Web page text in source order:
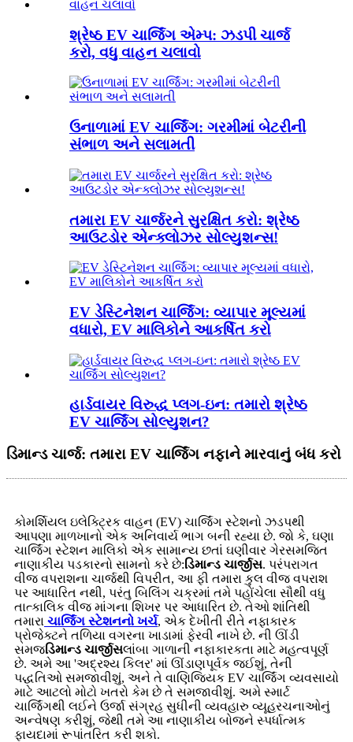
શ્રેષ્ઠ EV ચાર્જિંગ એમ્પ: ઝડપી ચાર્જ
કરો, વધુ વાહન ચલાવો
ઉનાળામાં EV ચાર્જિંગ: ગરમીમાં બેટરીની
સંભાળ અને સલામતી
તમારા EV ચાર્જરને સુરક્ષિત કરો: શ્રેષ્ઠ
આઉટડોર એન્ક્લોઝર સોલ્યુશન્સ!
EV ડેસ્ટિનેશન ચાર્જિંગ: વ્યાપાર મૂલ્યમાં
વધારો, EV માલિકોને આકર્ષિત કરો
હાર્ડવાયર વિરુદ્ધ પ્લગ-ઇન: તમારો શ્રેષ્ઠ
EV ચાર્જિંગ સોલ્યુશન?
ડિમાન્ડ ચાર્જ: તમારા EV ચાર્જિંગ નફાને મારવાનું બંધ કરો
કોમર્શિયલ ઇલેક્ટ્રિક વાહન (EV) ચાર્જિંગ સ્ટેશનો ઝડપથી
આપણા માળખાનો એક અનિવાર્ય ભાગ બની રહ્યા છે. જો કે, ઘણા
ચાર્જિંગ સ્ટેશન માલિકો એક સામાન્ય છતાં ઘણીવાર ગેરસમજિત
નાણાકીય પડકારનો સામનો કરે છે:ડિમાન્ડ ચાર્જીસ. પરંપરાગત
વીજ વપરાશના ચાર્જથી વિપરીત, આ ફી તમારા કુલ વીજ વપરાશ
પર આધારિત નથી, પરંતુ બિલિંગ ચક્રમાં તમે પહોંચેલા સૌથી વધુ
તાત્કાલિક વીજ માંગના શિખર પર આધારિત છે. તેઓ શાંતિથી
તમારા ચાર્જિંગ સ્ટેશનનો ખર્ચ, એક દેખીતી રીતે નફાકારક
પ્રોજેક્ટને તળિયા વગરના ખાડામાં ફેરવી નાખે છે. ની ઊંડી
સમજડિમાન્ડ ચાર્જીસલાંબા ગાળાની નફાકારકતા માટે મહત્વપૂર્ણ
છે. અમે આ 'અદ્રશ્ય કિલર' માં ઊંડાણપૂર્વક જઈશું, તેની
પદ્ધતિઓ સમજાવીશું, અને તે વાણિજ્યિક EV ચાર્જિંગ વ્યવસાયો
માટે આટલો મોટો ખતરો કેમ છે તે સમજાવીશું. અમે સ્માર્ટ
ચાર્જિંગથી લઈને ઉર્જા સંગ્રહ સુધીની વ્યવહારુ વ્યૂહરચનાઓનું
અન્વેષણ કરીશું, જેથી તમે આ નાણાકીય બોજને સ્પર્ધાત્મક
ફાયદામાં રૂપાંતરિત કરી શકો.